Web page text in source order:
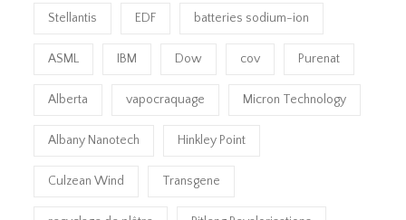
Stellantis EDF batteries sodium-ion
ASML IBM Dow cov Purenat
Alberta vapocraquage Micron Technology
Albany Nanotech Hinkley Point
Culzean Wind Transgene